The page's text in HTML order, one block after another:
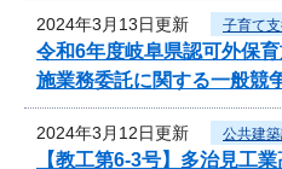
2024年3月13日更新 子育て
令和6年度岐阜県認可外保
施業務委託に関する一般競
2024年3月12日更新 公共建
【教工第6-3号】多治見工